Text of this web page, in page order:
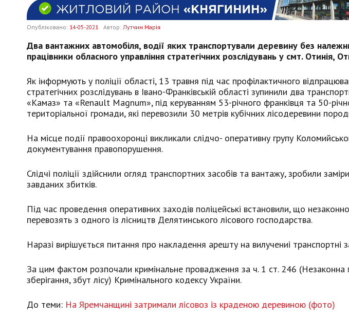
Опубліковано: 14-05-2021 Автор: Лутчин Марія
Два вантажних автомобіля, водії яких транспортували деревину без
працівники обласного управління стратегічних розслідувань у смт. Отинія,
Як інформують у поліції області, 13 травня під час профілактичного
стратегічних розслідувань в Івано-Франківській області зупинили два
«Камаз» та «Renault Magnum», під керуванням 53-річного франківця та 50-
територіальної громади, які перевозили 30 метрів кубічних лісодеревини
На місце події правоохоронці викликали слідчо- оперативну групу
документування правопорушення.
Слідчі поліції здійснили огляд транспортних засобів та вантажу, зробили
завданих збитків.
Під час проведення оперативних заходів поліцейські встановили, що
перевозять з одного із лісництв Делятинського лісового господарства.
Наразі вирішується питання про накладення арешту на вилучениі транспортні
За цим фактом розпочали кримінальне провадження за ч. 1 ст. 246 (Незаконна
зберігання, збут лісу) Кримінального кодексу України.
До теми: На Яремчанщині затримали лісовоз із краденою деревиною (фото)